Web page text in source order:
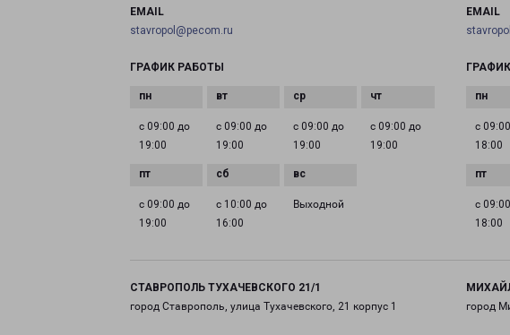
EMAIL
stavropol@pecom.ru
ГРАФИК РАБОТЫ
с 09:00 до
19:00
с 09:00 до
19:00
с 09:00 до
19:00
с 09:00 до
19:00
с 09:00 до
19:00
с 10:00 до
16:00
Выходной
EMAIL
с
18:00
с
18:00
СТАВРОПОЛЬ ТУХАЧЕВСКОГО 21/1
город Ставрополь, улица Тухачевского, 21 корпус 1
город